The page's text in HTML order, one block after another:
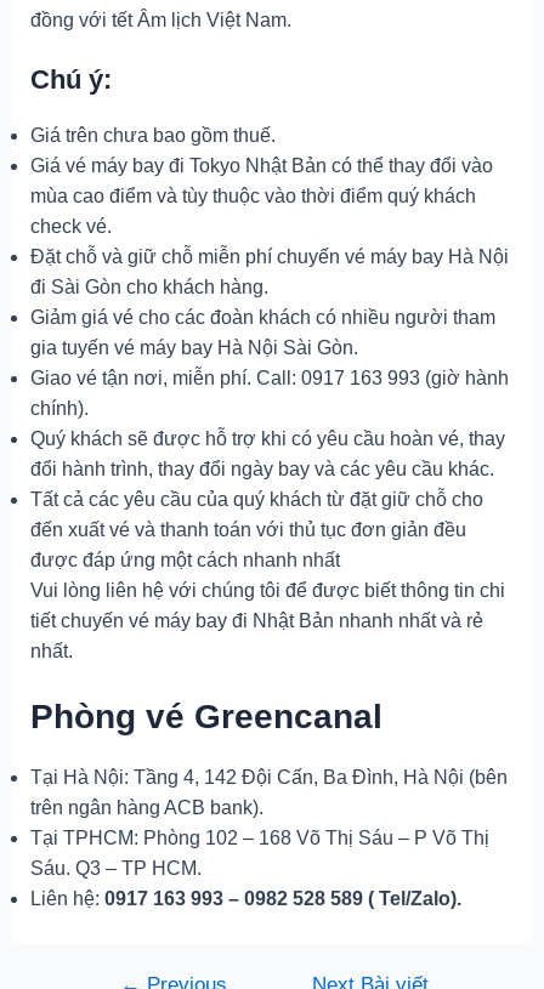
đồng với tết Âm lịch Việt Nam.
Chú ý:
Giá trên chưa bao gồm thuế.
Giá vé máy bay đi Tokyo Nhật Bản có thể thay đổi vào
mùa cao điểm và tùy thuộc vào thời điểm quý khách
check vé.
Đặt chỗ và giữ chỗ miễn phí chuyến vé máy bay Hà Nội
đi Sài Gòn cho khách hàng.
Giảm giá vé cho các đoàn khách có nhiều người tham
gia tuyến vé máy bay Hà Nội Sài Gòn.
Giao vé tận nơi, miễn phí. Call: 0917 163 993 (giờ hành
chính).
Quý khách sẽ được hỗ trợ khi có yêu cầu hoàn vé, thay
đổi hành trình, thay đổi ngày bay và các yêu cầu khác.
Tất cả các yêu cầu của quý khách từ đặt giữ chỗ cho
đến xuất vé và thanh toán với thủ tục đơn giản đều
được đáp ứng một cách nhanh nhất
Vui lòng liên hệ với chúng tôi để được biết thông tin chi
tiết chuyến vé máy bay đi Nhật Bản nhanh nhất và rẻ
nhất.
Phòng vé Greencanal
Tại Hà Nội: Tầng 4, 142 Đội Cấn, Ba Đình, Hà Nội (bên
trên ngân hàng ACB bank).
Tại TPHCM: Phòng 102 – 168 Võ Thị Sáu – P Võ Thị
Sáu. Q3 – TP HCM.
Liên hệ: 0917 163 993 – 0982 528 589 ( Tel/Zalo).